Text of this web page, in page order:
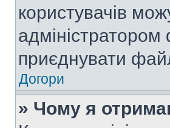
користувачів
приєднувати
Догори
» Чому я